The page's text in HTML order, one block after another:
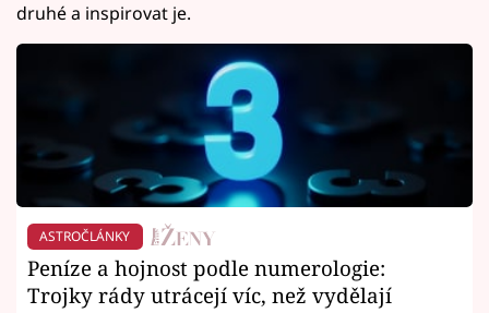
druhé a inspirovat je.
ASTROČLÁNKY
Peníze a hojnost podle numerologie:
Trojky rády utrácejí víc, než vydělají